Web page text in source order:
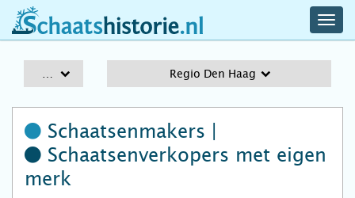
schaatshistorie.nl
Regio Den Haag
Schaatsenmakers |
Schaatsenverkopers met eigen
merk